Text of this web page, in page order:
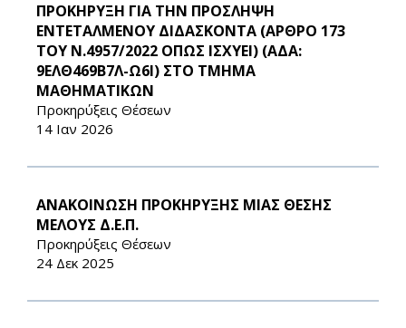
ΠΡΟΚΗΡΥΞΗ ΓΙΑ ΤΗΝ ΠΡΟΣΛΗΨΗ
ΕΝΤΕΤΑΛΜΕΝΟΥ ΔΙΔΑΣΚΟΝΤΑ (ΑΡΘΡΟ 173
ΤΟΥ Ν.4957/2022 ΟΠΩΣ ΙΣΧΥΕΙ) (ΑΔΑ:
9ΕΛΘ469Β7Λ-Ω6Ι) ΣΤΟ ΤΜΗΜΑ
ΜΑΘΗΜΑΤΙΚΩΝ
Προκηρύξεις Θέσεων
14 Ιαν 2026
ΑΝΑΚΟΙΝΩΣΗ ΠΡΟΚΗΡΥΞΗΣ ΜΙΑΣ ΘΕΣΗΣ
ΜΕΛΟΥΣ Δ.Ε.Π.
Προκηρύξεις Θέσεων
24 Δεκ 2025